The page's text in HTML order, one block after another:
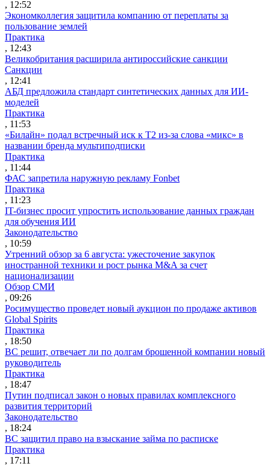
, 12:52
Экономколлегия защитила компанию от переплаты за
пользование землей
Практика
, 12:43
Великобритания расширила антироссийские санкции
Санкции
, 12:41
АБД предложила стандарт синтетических данных для ИИ-
моделей
Практика
, 11:53
«Билайн» подал встречный иск к Т2 из-за слова «микс» в
названии бренда мультиподписки
Практика
, 11:44
ФАС запретила наружную рекламу Fonbet
Практика
, 11:23
IT-бизнес просит упростить использование данных граждан
для обучения ИИ
Законодательство
, 10:59
Утренний обзор за 6 августа: ужесточение закупок
иностранной техники и рост рынка M&A за счет
национализации
Обзор СМИ
, 09:26
Росимущество проведет новый аукцион по продаже активов
Global Spirits
Практика
, 18:50
ВС решит, отвечает ли по долгам брошенной компании новый
руководитель
Практика
, 18:47
Путин подписал закон о новых правилах комплексного
развития территорий
Законодательство
, 18:24
ВС защитил право на взыскание займа по расписке
Практика
, 17:11